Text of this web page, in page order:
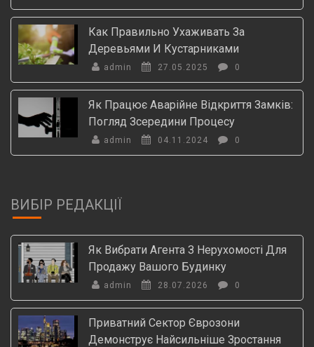
Как Правильно Ухаживать За
Деревьями И Кустарниками
admin 27.05.2025 0
Як Працює Аварійне Відкриття Замків:
Погляд Зсередини Процесу
admin 04.11.2024 0
ВИБІР РЕДАКЦІЇ
Як Вибрати Агента З Нерухомості Для
Продажу Вашого Будинку
admin 28.07.2026 0
Приватний Сектор Єврозони
Демонструє Найсильніше Зростання